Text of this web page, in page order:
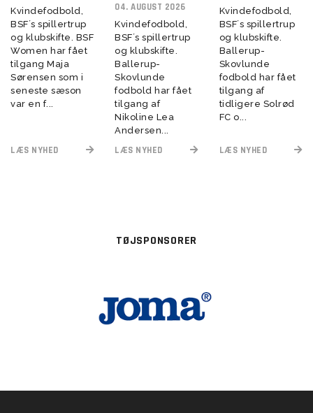
Kvindefodbold,
BSF´s spillertrup
og klubskifte. BSF
Women har fået
tilgang Maja
Sørensen som i
seneste sæson
var en f...
LÆS NYHED
04. AUGUST 2026
Kvindefodbold,
BSF´s spillertrup
og klubskifte.
Ballerup-
Skovlunde
fodbold har fået
tilgang af
Nikoline Lea
Andersen...
LÆS NYHED
Kvindefodbold,
BSF´s spillertrup
og klubskifte.
Ballerup-
Skovlunde
fodbold har fået
tilgang af
tidligere Solrød
FC o...
LÆS NYHED
TØJSPONSORER